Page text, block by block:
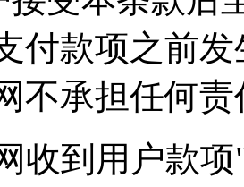
付款项之前
不承担任何责
收到用户款